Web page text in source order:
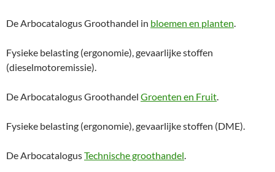
De Arbocatalogus Groothandel in bloemen en planten.
Fysieke belasting (ergonomie), gevaarlijke stoffen
(dieselmotoremissie).
De Arbocatalogus Groothandel Groenten en Fruit.
Fysieke belasting (ergonomie), gevaarlijke stoffen (DME).
De ArbocatalogusTechnische groothandel.